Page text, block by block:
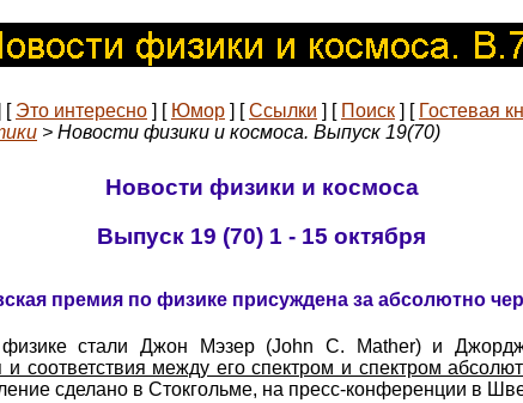
[ Это интересно ] [ Юмор ] [Ссылки ] [ Поиск ] [ Гостевая
> Новости физики и космоса. Выпуск 19(70)
Новости физики и космоса
Выпуск 19 (70) 1 - 15 октября
премия по физике присуждена за абсолютно
стали Джон Мэзер (John C. Mather) и
и соответствия между его спектром и спектром
сделано в Стокгольме, на пресс-конференции в